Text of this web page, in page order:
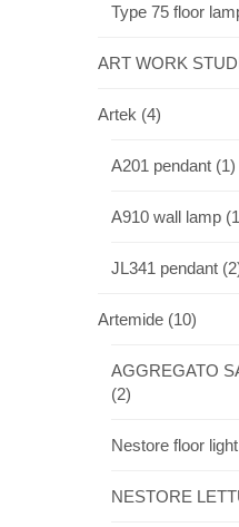
Type 75 floor
ART WORK
Artek (4)
A201 pendant (1)
A910 wall lamp
JL341 pendant
Artemide (10)
AGGREGATO
(2)
Nestore floor light
NESTORE